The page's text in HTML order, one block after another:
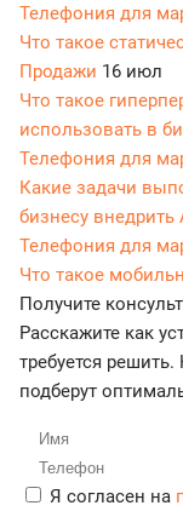
Телефония для
Что такое
Продажи 16 июл
Что такое
использовать в
Телефония для
Какие задачи
бизнесу внедрить
Телефония для
Что такое
Получите
Расскажите как
требуется
подберут
Я согласен на